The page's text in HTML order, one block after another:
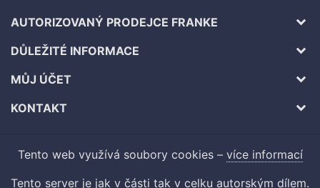
AUTORIZOVANÝ PRODEJCE FRANKE
DŮLEŽITÉ INFORMACE
MŮJ ÚČET
KONTAKT
Tento web využívá soubory cookies – více informací
Tento server je jak v části tak v celku autorským dílem.